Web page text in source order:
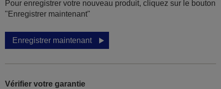
Pour enregistrer votre nouveau produit, cliquez sur le bouton
"Enregistrer maintenant"
Enregistrer maintenant
Vérifier votre garantie